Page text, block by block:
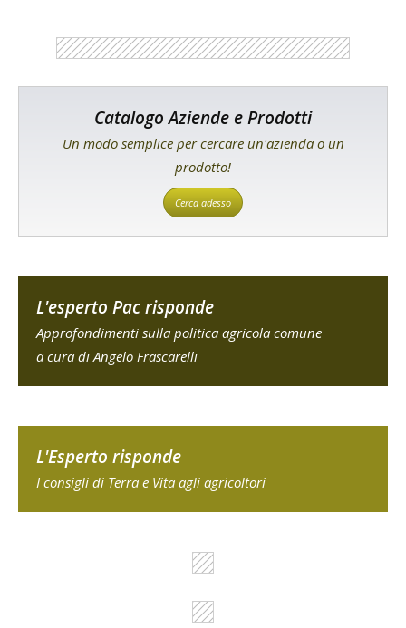
Catalogo Aziende e Prodotti
Un modo semplice per cercare un'azienda o un
prodotto!
Cerca adesso
L'esperto Pac risponde
Approfondimenti sulla politica agricola comune
a cura di Angelo Frascarelli
L'Esperto risponde
I consigli di Terra e Vita agli agricoltori